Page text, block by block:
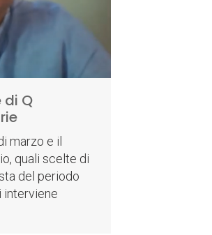
di Q
marzo e il
quali scelte di
del periodo
interviene